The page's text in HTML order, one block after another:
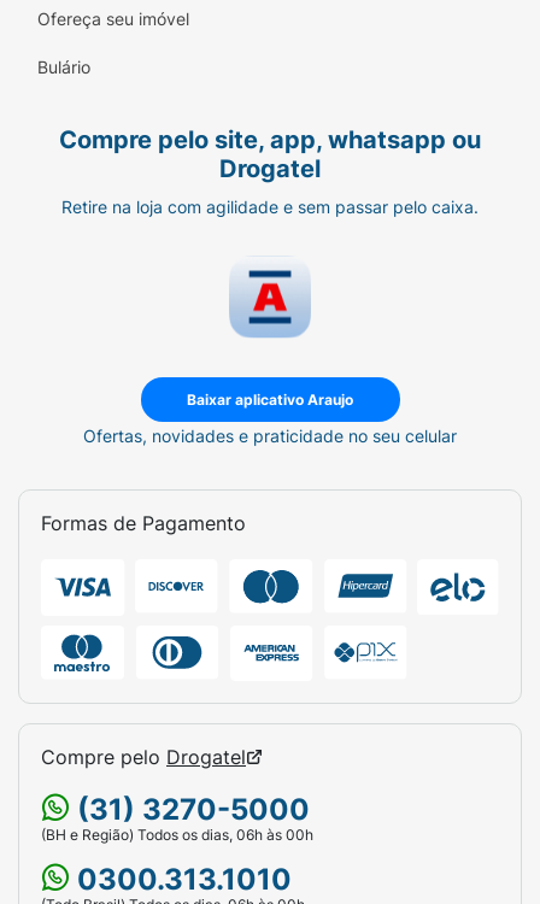
Ofereça seu imóvel
Bulário
Compre pelo site, app, whatsapp ou
Drogatel
Retire na loja com agilidade e sem passar pelo caixa.
Baixar aplicativo Araujo
Ofertas, novidades e praticidade no seu celular
Formas de Pagamento
Compre pelo Drogatel
(31) 3270-5000
(BH e Região) Todos os dias, 06h às 00h
0300.313.1010